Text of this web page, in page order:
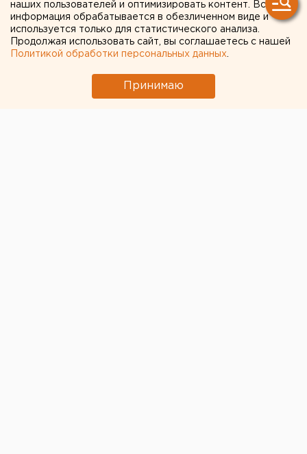
преждевременным
← НОВОСТИ
2 ИЮНЯ 2020 В 11:09
ЕАНовости
наших пользователей и оптимизировать контент. Вся
информация обрабатывается в обезличенном виде и
используется только для статистического анализа.
Продолжая использовать сайт, вы соглашаетесь с нашей
Политикой обработки персональных данных
Принимаю